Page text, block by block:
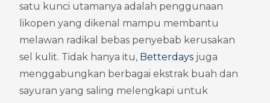
satu kunci utamanya adalah penggunaan
likopen yang dikenal mampu membantu
melawan radikal bebas penyebab kerusakan
sel kulit. Tidak hanya itu, Betterdays juga
menggabungkan berbagai ekstrak buah dan
sayuran yang saling melengkapi untuk